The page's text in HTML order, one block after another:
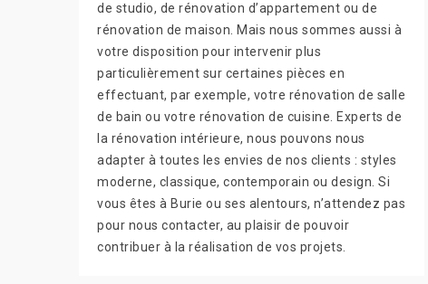
de studio, de rénovation d’appartement ou de
rénovation de maison. Mais nous sommes aussi à
votre disposition pour intervenir plus
particulièrement sur certaines pièces en
effectuant, par exemple, votre rénovation de salle
de bain ou votre rénovation de cuisine. Experts de
la rénovation intérieure, nous pouvons nous
adapter à toutes les envies de nos clients : styles
moderne, classique, contemporain ou design. Si
vous êtes à Burie ou ses alentours, n’attendez pas
pour nous contacter, au plaisir de pouvoir
contribuer à la réalisation de vos projets.